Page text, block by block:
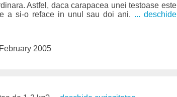
Astfel, daca carapacea unei testoase este
a si-o reface in unul sau doi ani. ... deschide
2005